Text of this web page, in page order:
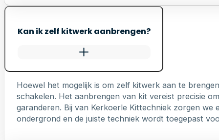
Kan ik zelf kitwerk aanbrengen?
Hoewel het mogelijk is om zelf kitwerk aan te
schakelen. Het aanbrengen van kit vereist precisie
garanderen. Bij van Kerkoerle Kittechniek zorgen
ondergrond en de juiste techniek wordt toegepast